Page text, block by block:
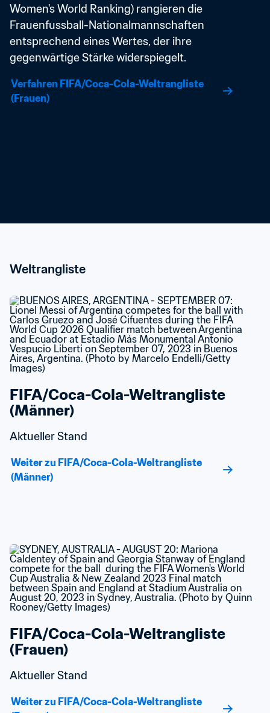
Women's World Ranking) rangieren die
Frauenfussball-Nationalmannschaften
entsprechend eines Wertes, der ihre
gegenwärtige Stärke widerspiegelt.
Verfahren FIFA/Coca-Cola-Weltrangliste
(Frauen)
Weltrangliste
FIFA/Coca-Cola-Weltrangliste
(Männer)
Aktueller Stand
Weiter zu FIFA/Coca-Cola-Weltrangliste
(Männer)
FIFA/Coca-Cola-Weltrangliste
(Frauen)
Aktueller Stand
Weiter zu FIFA/Coca-Cola-Weltrangliste